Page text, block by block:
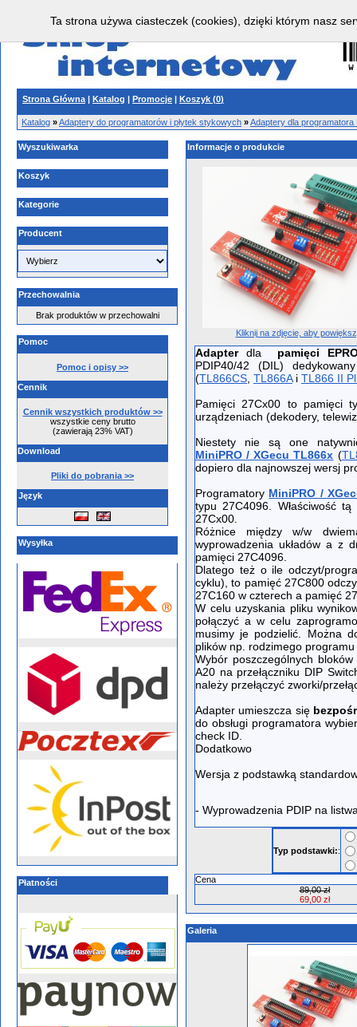
Strona Główna | Katalog | Promocje | Koszyk (0)
Katalog »Adaptery do programatorów i płytek stykowych »Adaptery dla programatora
Wyszukiwarka
Koszyk
Kategorie
Producent
Przechowalnia
Brak produktów w przechowalni
Pomoc
Pomoc i opisy >>
Cennik
Cennik wszystkich produktów >>
wszystkie ceny brutto
(zawierają 23% VAT)
Download
Pliki do pobrania >>
Język
Wysyłka
Płatności
Informacje o produkcie
Kliknij na zdjęcie, aby
Adapter dla pamięci
PDIP40/42 (DIL)
(TL866CS TL866Ai TL866 II
Pamięci 27Cx00 to pamięci
urządzeniach (dekodery,
Niestety nie są one
MiniPRO / XGecu TL866x (
dopiero dla najnowszej wersj
Programatory MiniPRO /
typu 27C4096. Właściwość
27Cx00.
Różnice między w/w
wyprowadzenia układów a z
pamięci 27C4096.
Dlatego też o ile odczyt/
cyklu), to pamięć 27C800
27C160 w czterech a pamięć
W celu uzyskania pliku
połączyć a w celu
musimy je podzielić. Można
plików np. rodzimego programu
Wybór poszczególnych
A20 na przełączniku DIP
należy przełączyć zworki/
Adapter umieszcza się
do obsługi programatora
check ID.
Dodatkowo
Wersja z podstawką
- Wyprowadzenia PDIP na
Typ podstawki::
Cena
89,00 zł
69,00 zł
Galeria
Ta strona używa ciasteczek (cookies), dzięki którym nasz